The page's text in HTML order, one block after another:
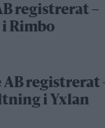
registrerat –
Rimbo
AB registrerat
i Yxlan